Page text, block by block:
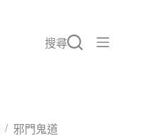
搜尋
/ 邪門鬼道